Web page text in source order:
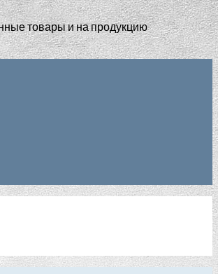
товары и на продукцию